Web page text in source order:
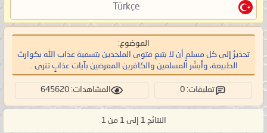
Türkçe
الموضوع:
تحذيرٌ إلى كل مسلمٍ أن لا يتبع فتوى الملحدين بتسمية عذاب الله بكوارث
الطبيعة، وأبشّر المسلمين والكافرين المعرضين بآيات عذابٍ تترى ..
تعليقات: 0 المشاهدات: 645620
النتائج 1 إلى 1 من 1